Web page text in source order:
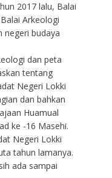
2017 lalu, Balai
Arkeologi
negeri budaya
dan peta
tentang
Negeri Lokki
dan bahkan
Huamual
ke -16 Masehi.
Negeri Lokki
tahun lamanya.
ada sampai